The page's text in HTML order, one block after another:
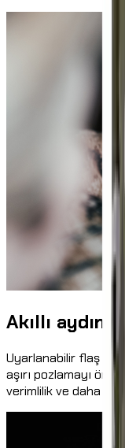
Akıllı
Uyarlanabilir flaş
aşırı pozlamayı
verimlilik ve daha iyi